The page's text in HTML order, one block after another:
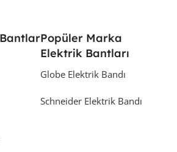
Popüler Marka
Elektrik Bantları
Globe Elektrik Bandı
Schneider Elektrik Bandı